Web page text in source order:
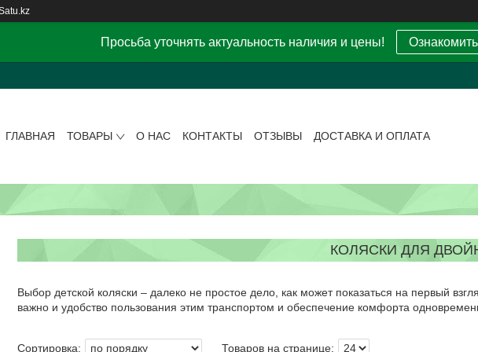
Просьба уточнять актуальность наличия и цены!
ГЛАВНАЯ ТОВАРЫ О НАС КОНТАКТЫ ОТЗЫВЫ ДОСТАВКА И ОПЛАТА
КОЛЯСКИ ДЛЯ
Выбор детской коляски – далеко не простое дело, как может показаться на первый
важно и удобство пользования этим транспортом и обеспечение комфорта